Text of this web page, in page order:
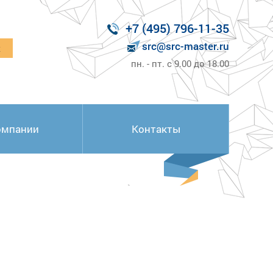
+7 (495) 796-11-35
src@src-master.ru
пн. - пт. с 9.00 до 18.00
Контакты